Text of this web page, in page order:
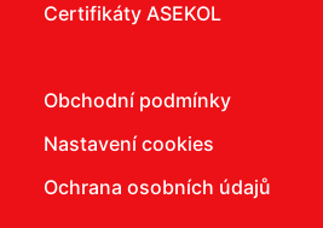
Certifikáty ASEKOL
Obchodní podmínky
Nastavení cookies
Ochrana osobních údajů